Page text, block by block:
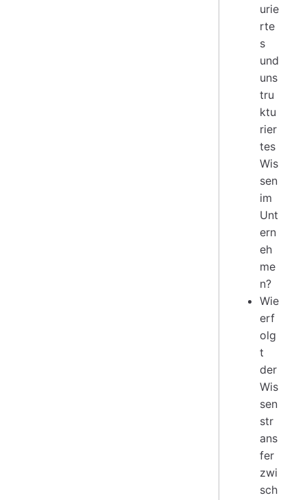
urie
rte
s
und
uns
tru
ktu
rier
tes
Wis
sen
im
Unt
ern
eh
me
n?
Wie
erf
olg
t
der
Wis
sen
str
ans
fer
zwi
sch